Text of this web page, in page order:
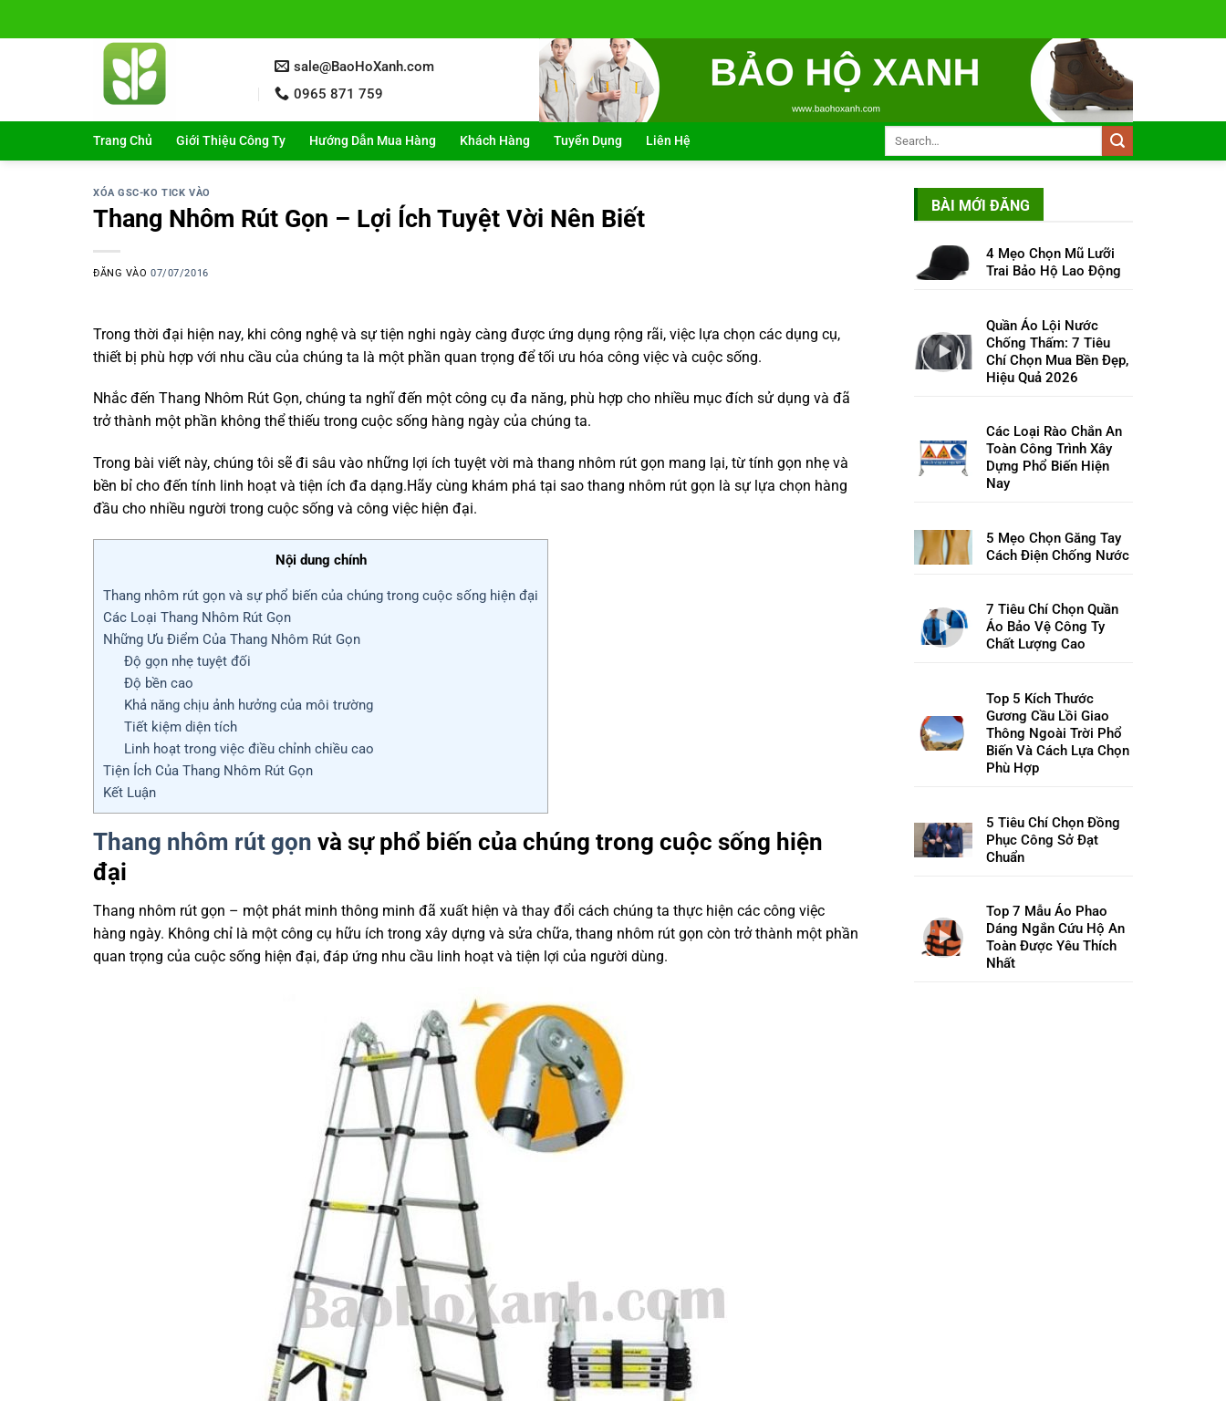
sale@BaoHoXanh.com
0965 871 759
Trang Chủ Giới Thiệu Công Ty Hướng Dẫn Mua Hàng Khách Hàng Tuyển Dụng Liên Hệ
XÓA GSC-KO TICK VÀO
Thang Nhôm Rút Gọn – Lợi Ích Tuyệt Vời Nên Biết
ĐĂNG VÀO07/07/2016
Trong thời đại hiện nay, khi công nghệ và sự tiện nghi ngày càng được ứng dụng rộng rãi, việc lựa chọn các dụng cụ,
thiết bị phù hợp với nhu cầu của chúng ta là một phần quan trọng để tối ưu hóa công việc và cuộc sống.
Nhắc đến Thang Nhôm Rút Gọn, chúng ta nghĩ đến một công cụ đa năng, phù hợp cho nhiều mục đích sử dụng và đã
trở thành một phần không thể thiếu trong cuộc sống hàng ngày của chúng ta.
Trong bài viết này, chúng tôi sẽ đi sâu vào những lợi ích tuyệt vời mà thang nhôm rút gọn mang lại, từ tính gọn nhẹ và
bền bỉ cho đến tính linh hoạt và tiện ích đa dạng.Hãy cùng khám phá tại sao thang nhôm rút gọn là sự lựa chọn hàng
đầu cho nhiều người trong cuộc sống và công việc hiện đại.
Nội dung chính
Thang nhôm rút gọn và sự phổ biến của chúng trong cuộc sống hiện đại
Các Loại Thang Nhôm Rút Gọn
Những Ưu Điểm Của Thang Nhôm Rút Gọn
Độ gọn nhẹ tuyệt đối
Độ bền cao
Khả năng chịu ảnh hưởng của môi trường
Tiết kiệm diện tích
Linh hoạt trong việc điều chỉnh chiều cao
Tiện Ích Của Thang Nhôm Rút Gọn
Kết Luận
Thang nhôm rút gọn và sự phổ biến của chúng trong cuộc sống hiện
đại
Thang nhôm rút gọn – một phát minh thông minh đã xuất hiện và thay đổi cách chúng ta thực hiện các công việc
hàng ngày. Không chỉ là một công cụ hữu ích trong xây dựng và sửa chữa, thang nhôm rút gọn còn trở thành một phần
quan trọng của cuộc sống hiện đại, đáp ứng nhu cầu linh hoạt và tiện lợi của người dùng.
BÀI MỚI ĐĂNG
4 Mẹo Chọn Mũ Lưỡi
Trai Bảo Hộ Lao Động
Quần Áo Lội Nước
Chống Thấm: 7 Tiêu
Chí Chọn Mua Bền Đẹp,
Hiệu Quả 2026
Các Loại Rào Chắn An
Toàn Công Trình Xây
Dựng Phổ Biến Hiện
Nay
5 Mẹo Chọn Găng Tay
Cách Điện Chống Nước
7 Tiêu Chí Chọn Quần
Áo Bảo Vệ Công Ty
Chất Lượng Cao
Top 5 Kích Thước
Gương Cầu Lồi Giao
Thông Ngoài Trời Phổ
Biến Và Cách Lựa Chọn
Phù Hợp
5 Tiêu Chí Chọn Đồng
Phục Công Sở Đạt
Chuẩn
Top 7 Mẫu Áo Phao
Dáng Ngắn Cứu Hộ An
Toàn Được Yêu Thích
Nhất